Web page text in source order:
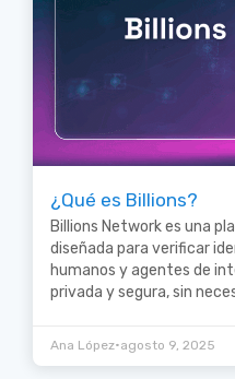
¿Qué es Billions?
Billions Network es una
diseñada para verificar
humanos y agentes de
privada y segura, sin
Ana López•agosto 9, 2025